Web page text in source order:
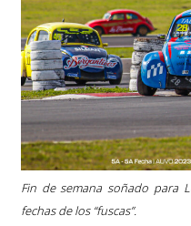
Fin de semana soñado para
fechas de los “fuscas”.